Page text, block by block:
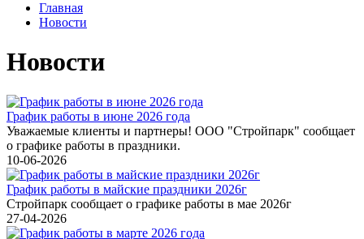
Главная
Новости
Новости
График работы в июне 2026 года
Уважаемые клиенты и партнеры! ООО "Стройпарк" сообщает
о графике работы в праздники.
10-06-2026
График работы в майские праздники 2026г
Стройпарк сообщает о графике работы в мае 2026г
27-04-2026